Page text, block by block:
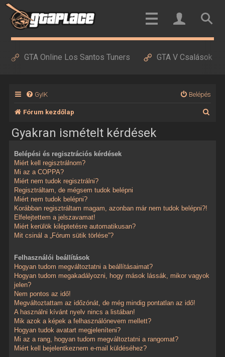
GTA Online Los Santos Tuners GTA V Csalások
GyIK Belépés
Fórum kezdőlap
Gyakran ismételt kérdések
Belépési és regisztrációs kérdések
Miért kell regisztrálnom?
Mi az a COPPA?
Miért nem tudok regisztrálni?
Regisztráltam, de mégsem tudok belépni
Miért nem tudok belépni?
Korábban regisztráltam magam, azonban már nem tudok belépni?!
Elfelejtettem a jelszavamat!
Miért kerülök kiléptetésre automatikusan?
Mit csinál a „Fórum sütik törlése”?
Felhasználói beállítások
Hogyan tudom megváltoztatni a beállításaimat?
Hogyan tudom megakadályozni, hogy mások lássák, mikor vagyok
jelen?
Nem pontos az idő!
Megváltoztattam az időzónát, de még mindig pontatlan az idő!
A használni kívánt nyelv nincs a listában!
Mik azok a képek a felhasználónevem mellett?
Hogyan tudok avatart megjeleníteni?
Mi az a rang, hogyan tudom megváltoztatni a rangomat?
Miért kell bejelentkeznem e-mail küldéséhez?